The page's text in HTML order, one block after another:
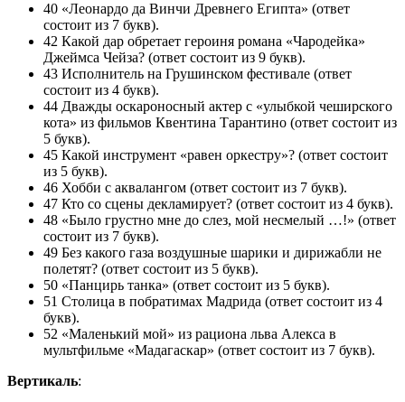
40 «Леонардо да Винчи Древнего Египта» (ответ
состоит из 7 букв).
42 Какой дар обретает героиня романа «Чародейка»
Джеймса Чейза? (ответ состоит из 9 букв).
43 Исполнитель на Грушинском фестивале (ответ
состоит из 4 букв).
44 Дважды оскароносный актер с «улыбкой чеширского
кота» из фильмов Квентина Тарантино (ответ состоит из
5 букв).
45 Какой инструмент «равен оркестру»? (ответ состоит
из 5 букв).
46 Хобби с аквалангом (ответ состоит из 7 букв).
47 Кто со сцены декламирует? (ответ состоит из 4 букв).
48 «Было грустно мне до слез, мой несмелый …!» (ответ
состоит из 7 букв).
49 Без какого газа воздушные шарики и дирижабли не
полетят? (ответ состоит из 5 букв).
50 «Панцирь танка» (ответ состоит из 5 букв).
51 Столица в побратимах Мадрида (ответ состоит из 4
букв).
52 «Маленький мой» из рациона льва Алекса в
мультфильме «Мадагаскар» (ответ состоит из 7 букв).
Вертикаль: